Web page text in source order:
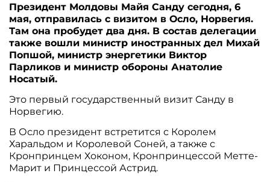
Президент Молдовы Майя Санду сегодня, 6
мая, отправилась с визитом в Осло, Норвегия.
Там она пробудет два дня. В состав делегации
также вошли министр иностранных дел Михай
Попшой, министр энергетики Виктор
Парликов и министр обороны Анатолие
Носатый.
Это первый государственный визит Санду в
Норвегию.
В Осло президент встретится с Королем
Харальдом и Королевой Соней, а также с
Кронпринцем Хоконом, Кронпринцессой Метте-
Марит и Принцессой Астрид.